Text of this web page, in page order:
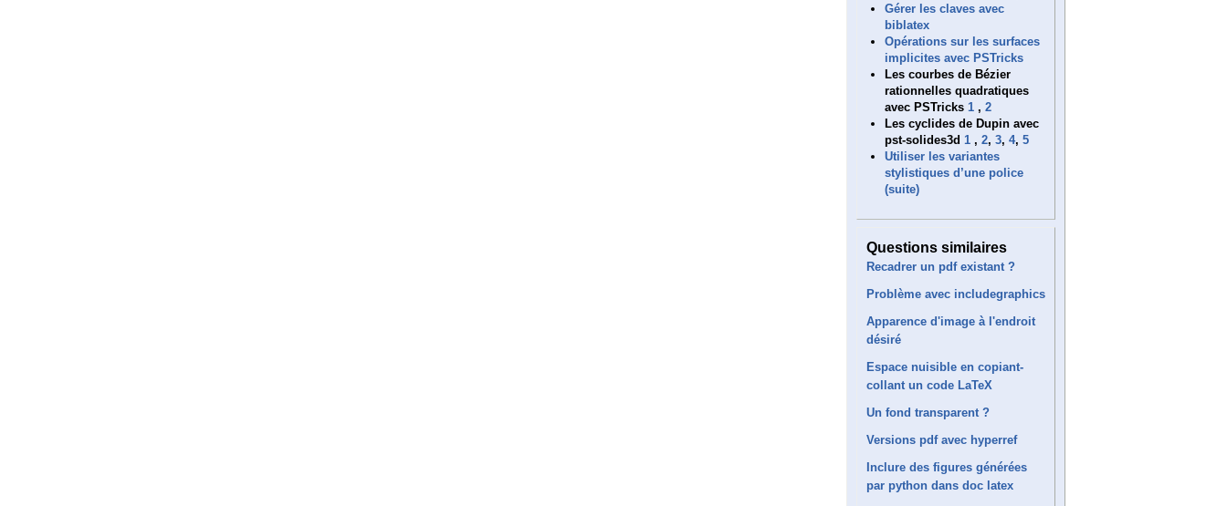
Gérer les claves avec
biblatex
Opérations sur les surfaces
implicites avec PSTricks
Les courbes de Bézier
rationnelles quadratiques
avec PSTricks 1 , 2
Les cyclides de Dupin avec
pst-solides3d 1 , 2, 3, 4, 5
Utiliser les variantes
stylistiques d’une police
(suite)
Questions similaires
Recadrer un pdf existant ?
Problème avec includegraphics
Apparence d'image à l'endroit
désiré
Espace nuisible en copiant-
collant un code LaTeX
Un fond transparent ?
Versions pdf avec hyperref
Inclure des figures générées
par python dans doc latex